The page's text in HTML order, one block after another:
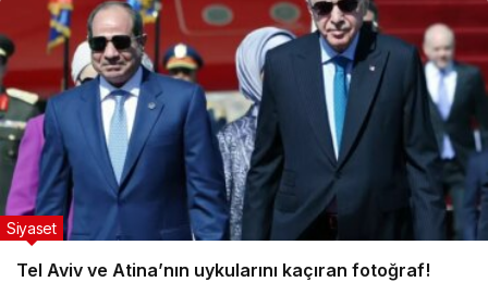
Tel Aviv ve Atina’nın uykularını kaçıran fotoğraf!
Siyaset